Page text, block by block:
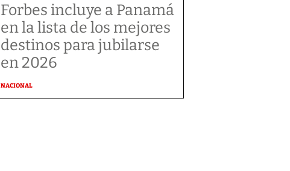
Forbes incluye a Panamá
en la lista de los mejores
destinos para jubilarse
en 2026
NACIONAL